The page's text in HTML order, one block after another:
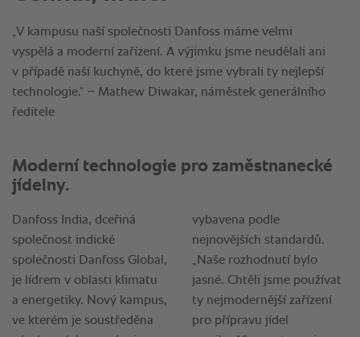
„V kampusu naší společnosti Danfoss máme velmi
vyspělá a moderní zařízení. A výjimku jsme neudělali ani
v případě naší kuchyně, do které jsme vybrali ty nejlepší
technologie.“ – Mathew Diwakar, náměstek generálního
ředitele